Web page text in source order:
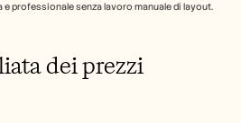
professionale senza lavoro manuale di layout.
dei prezzi